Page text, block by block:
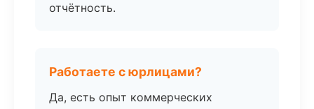
отчётность.
Работаете с юрлицами?
Да, есть опыт коммерческих